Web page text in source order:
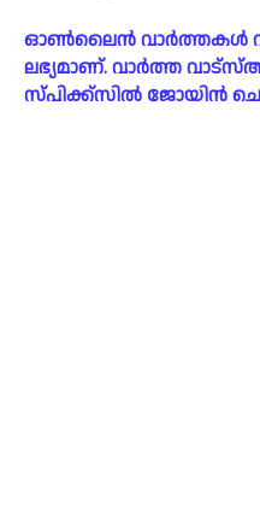
ഓൺലൈൻ വാർത്തകൾ
ലഭ്യമാണ്. വാർത്ത
സ്പിക്ക്സിൽ ജോയിൻ